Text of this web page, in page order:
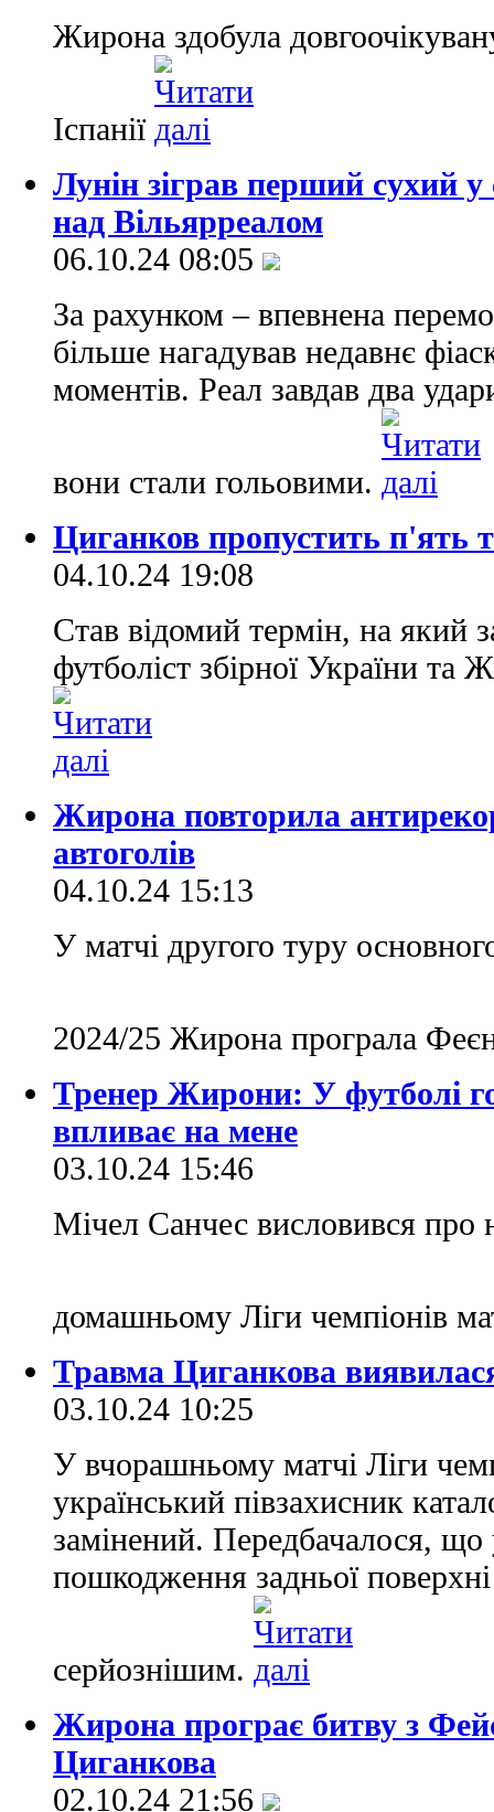
Жирона здобула
Іспанії
Лунін зіграв перший сухий у
над Вільярреалом
06.10.24 08:05
За рахунком – впевнена
більше нагадував недавнє
моментів. Реал завдав два
вони стали гольовими.
Циганков пропустить п'ять
04.10.24 19:08
Став відомий термін, на який
футболіст збірної України
Жирона повторила
автоголів
04.10.24 15:13
У матчі другого туру
2024/25 Жирона програла
Тренер Жирони: У футболі
впливає на мене
03.10.24 15:46
Мічел Санчес висловився про
домашньому Ліги чемпіонів
Травма Циганкова
03.10.24 10:25
У вчорашньому матчі Ліги
український півзахисник
замінений. Передбачалося, що
пошкодження задньої
серйознішим.
Жирона програє битву з
Циганкова
02.10.24 21:56